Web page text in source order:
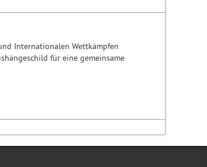
Internationalen Wettkämpfen
für eine gemeinsame